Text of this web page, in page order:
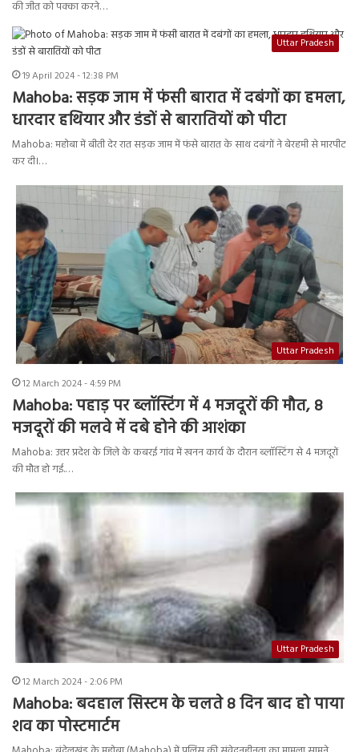
की जीत को पक्का करने…
Uttar Pradesh
19 April 2024 - 12:38 PM
Mahoba: सड़क जाम में फंसी बारात में दबंगों का हमला,
धारदार हथियार और डंडों से बारातियों को पीटा
Mahoba: महोबा में बीती देर रात सड़क जाम में फंसे बारात के साथ दबंगों ने बेरहमी से मारपीट
कर दी।…
Uttar Pradesh
12 March 2024 - 4:59 PM
Mahoba: पहाड़ पर ब्लॉस्टिंग में 4 मजदूरों की मौत, 8
मजदूरों की मलवे में दबे होने की आशंका
Mahoba: उत्तर प्रदेश के जिले के कबरई गांव में खनन कार्य के दौरान ब्लॉस्टिंग से 4 मजदूरों
की मौत हो गई.…
Uttar Pradesh
12 March 2024 - 2:06 PM
Mahoba: बदहाल सिस्टम के चलते 8 दिन बाद हो पाया
शव का पोस्टमार्टम